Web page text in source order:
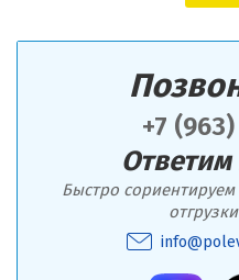
+7 (963)
Быстро сориентируем